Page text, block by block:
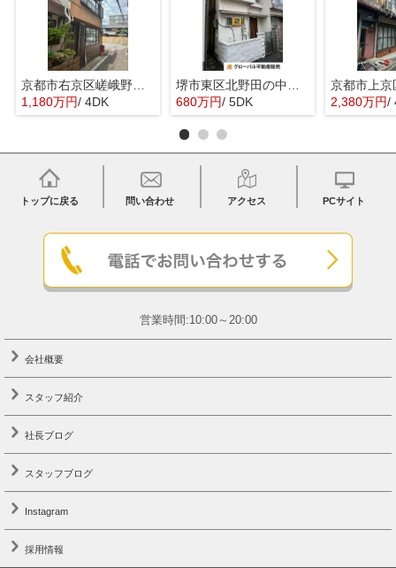
京都市右京区嵯峨野宮ノ元町の中古一戸建
1,180万円/ 4DK
680万円/ 5DK 2,380万円/
トップに戻る 問い合わせ アクセス PCサイト
営業時間:10:00～20:00
会社概要
スタッフ紹介
社長ブログ
スタッフブログ
Instagram
採用情報